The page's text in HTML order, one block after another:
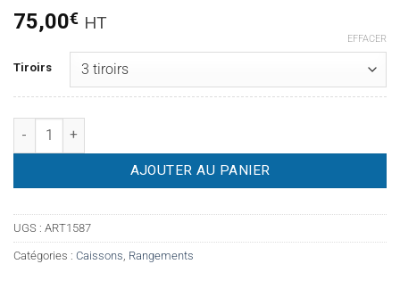
75,00€ HT
Tiroirs
EFFACER
quantité de Caisson 2 ou 3 tiroirs avec pouf vert - Occasion
AJOUTER AU PANIER
UGS : ART1587
Catégories : Caissons Rangements